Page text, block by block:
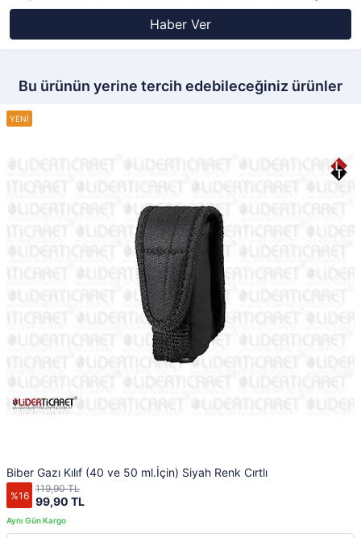
Haber Ver
Bu ürünün yerine tercih edebileceğiniz ürünler
Biber Gazı Kılıf (40 ve 50 ml.İçin) Siyah Renk Cırtlı
%16 99,90 TL
119,90 TL